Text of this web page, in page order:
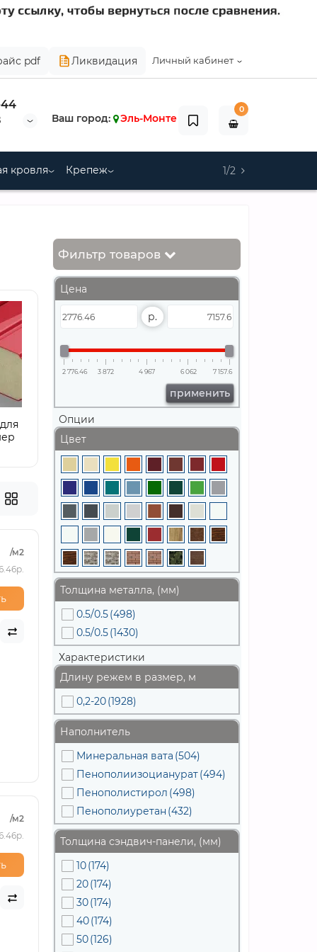
Личный кабинет
pdf Ликвидация
Ваш город: Эль-Монте
0
кровля Крепеж 1/2
/м2
/м2
Фильтр товаров
Цена
р.
2 776.46 3 872 4 967 6 062 7 157.6
применить
Опции
Цвет
Толщина металла, (мм)
0.5/0.5(498)
0.5/0.5(1430)
Характеристики
Длину режем в размер, м
0,2-20(1928)
Наполнитель
Минеральная вата (504)
Пенополиизоцианурат(494)
Пенополистирол (498)
Пенополиуретан (432)
Толщина сэндвич-панели, (мм)
10(174)
20(174)
30(174)
40(174)
50(126)